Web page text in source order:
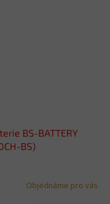
BS-BATTERY
BS)
Objednáme pro vás